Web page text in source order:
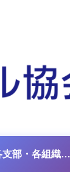
⑤各支部・各組織の掲示板